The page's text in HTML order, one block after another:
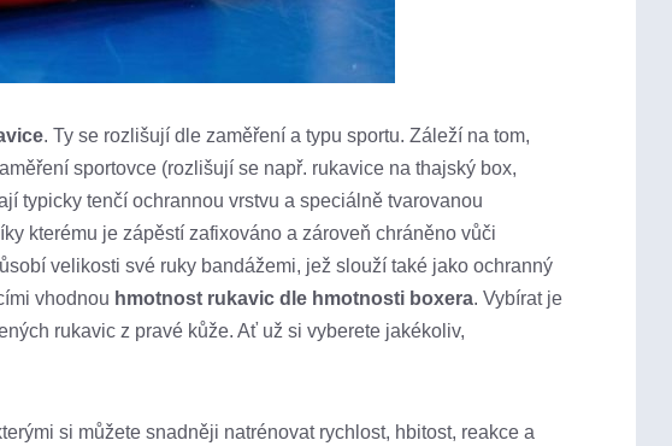
. Ty se rozlišují dle zaměření a typu sportu. Záleží na tom,
sportovce (rozlišují se např. rukavice na thajský box,
typicky tenčí ochrannou vrstvu a speciálně tvarovanou
kterému je zápěstí zafixováno a zároveň chráněno vůči
velikosti své ruky bandážemi, jež slouží také jako ochranný
vhodnou hmotnost rukavic dle hmotnosti boxera. Vybírat je
rukavic z pravé kůže. Ať už si vyberete jakékoliv,
si můžete snadněji natrénovat rychlost, hbitost, reakce a